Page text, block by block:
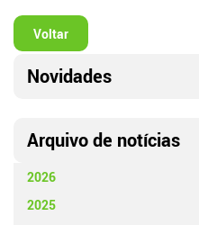
Voltar
Novidades
Arquivo de notícias
2026
2025